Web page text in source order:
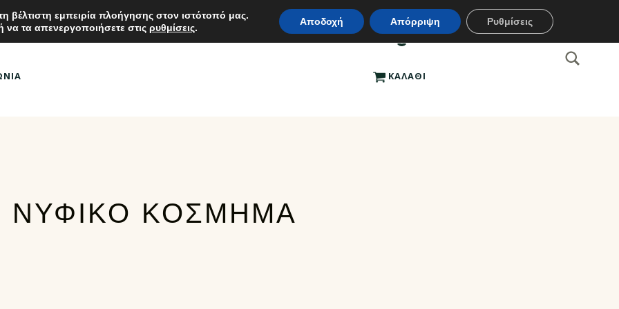
ΚΑΤΑΣΤΗΜΑ ΠΡΟΤΑΣΕΙΣ ABOUT DESPINA EL ΧΡΗΣΤΗΣ
ΚΑΛΑΘΙ
Search for:
ΝΥΦΙΚΟ ΚΟΣΜΗΜΑ
εμπειρία πλοήγησης στον ιστότοπό μας.
τα απενεργοποιήσετε στις ρυθμίσεις.
Αποδοχή Απόρριψη Ρυθμίσεις